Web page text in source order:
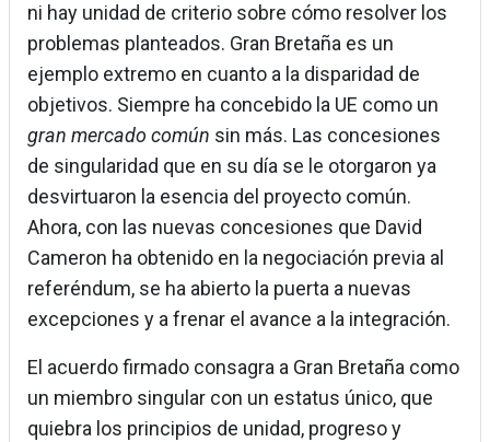
ni hay unidad de criterio sobre cómo resolver los
problemas planteados. Gran Bretaña es un
ejemplo extremo en cuanto a la disparidad de
objetivos. Siempre ha concebido la UE como un
gran mercado común sin más. Las concesiones
de singularidad que en su día se le otorgaron ya
desvirtuaron la esencia del proyecto común.
Ahora, con las nuevas concesiones que David
Cameron ha obtenido en la negociación previa al
referéndum, se ha abierto la puerta a nuevas
excepciones y a frenar el avance a la integración.
El acuerdo firmado consagra a Gran Bretaña como
un miembro singular con un estatus único, que
quiebra los principios de unidad, progreso y